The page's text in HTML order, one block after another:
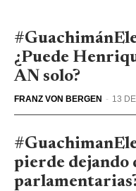
¿Puede
AN solo?
FRANZ VON BERGEN - 13
pierde dejando